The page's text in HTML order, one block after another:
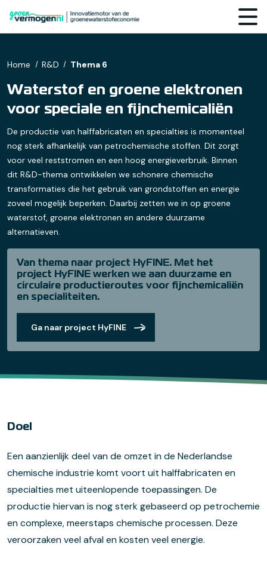
Home R&D Thema 6
Waterstof en groene elektronen
voor speciale en fijnchemicaliën
De productie van halffabricaten en specialties is momenteel
nog sterk afhankelijk van petrochemische stoffen. Dit zorgt
voor veel reststromen en een hoog energieverbruik. Binnen
dit R&D-thema ontwikkelen we schonere chemische
transformaties die het gebruik van grondstoffen en energie
zoveel mogelijk beperken. Daarbij zetten we in op groene
waterstof, groene elektronen en andere duurzame
alternatieven.
Van thema naar project HyFINE. Met het
project HyFINE werken we aan duurzame en
circulaire productieroutes voor fijnchemicaliën
en specialiteiten.
Ga naar project HyFINE
Doel
Een aanzienlijk deel van de omzet in de Nederlandse
chemische industrie komt voort uit halffabricaten en
specialties met uiteenlopende toepassingen. De
productie hiervan is nog sterk gebaseerd op petrochemie
en complexe, meerstaps chemische processen. Deze
veroorzaken veel afval en kosten veel energie.